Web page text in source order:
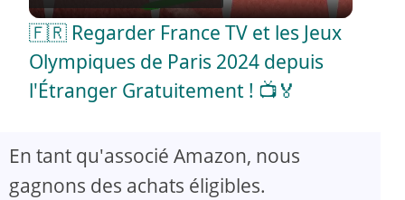
l
a
V
🇫🇷 Regarder France TV et les Jeux
Olympiques de Paris 2024 depuis
l'Étranger Gratuitement ! 📺🏅
En tant qu'associé Amazon, nous
gagnons des achats éligibles.